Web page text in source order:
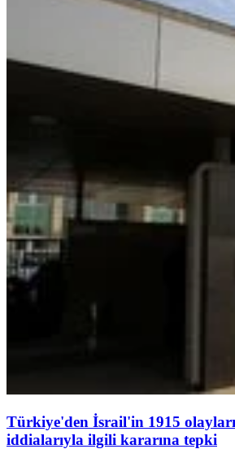
Türkiye'den İsrail'in 1915
iddialarıyla ilgili kararına tepki